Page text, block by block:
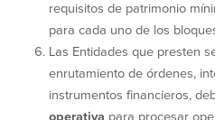
requisitos de patrimonio
para cada uno de los
Las Entidades que presten
enrutamiento de órdenes,
instrumentos financieros,